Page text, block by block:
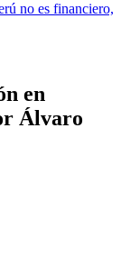
no es financiero,
en
Álvaro